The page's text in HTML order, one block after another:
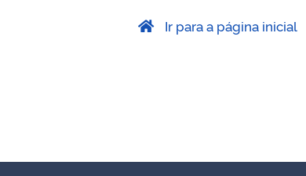
Ir para a página inicial